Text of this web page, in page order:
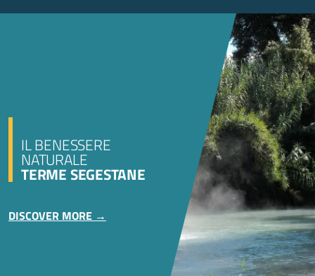
IL BENESSERE
NATURALE
TERME SEGESTANE
DISCOVER MORE